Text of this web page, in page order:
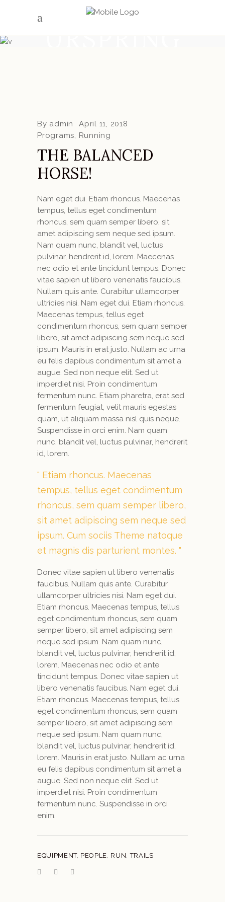
SCHMID
By admin
April 11, 2018
Programs, Running
THE BALANCED
HORSE!
Nam eget dui. Etiam rhoncus. Maecenas
tempus, tellus eget condimentum
rhoncus, sem quam semper libero, sit
amet adipiscing sem neque sed ipsum.
Nam quam nunc, blandit vel, luctus
pulvinar, hendrerit id, lorem. Maecenas
nec odio et ante tincidunt tempus. Donec
vitae sapien ut libero venenatis faucibus.
Nullam quis ante. Curabitur ullamcorper
ultricies nisi. Nam eget dui. Etiam rhoncus.
Maecenas tempus, tellus eget
condimentum rhoncus, sem quam semper
libero, sit amet adipiscing sem neque sed
ipsum. Mauris in erat justo. Nullam ac urna
eu felis dapibus condimentum sit amet a
augue. Sed non neque elit. Sed ut
imperdiet nisi. Proin condimentum
fermentum nunc. Etiam pharetra, erat sed
fermentum feugiat, velit mauris egestas
quam, ut aliquam massa nisl quis neque.
Suspendisse in orci enim. Nam quam
nunc, blandit vel, luctus pulvinar, hendrerit
id, lorem.
Etiam rhoncus. Maecenas
tempus, tellus eget condimentum
rhoncus, sem quam semper libero,
sit amet adipiscing sem neque sed
ipsum. Cum sociis Theme natoque
et magnis dis parturient montes.
Donec vitae sapien ut libero venenatis
faucibus. Nullam quis ante. Curabitur
ullamcorper ultricies nisi. Nam eget dui.
Etiam rhoncus. Maecenas tempus, tellus
eget condimentum rhoncus, sem quam
semper libero, sit amet adipiscing sem
neque sed ipsum. Nam quam nunc,
blandit vel, luctus pulvinar, hendrerit id,
lorem. Maecenas nec odio et ante
tincidunt tempus. Donec vitae sapien ut
libero venenatis faucibus. Nam eget dui.
Etiam rhoncus. Maecenas tempus, tellus
eget condimentum rhoncus, sem quam
semper libero, sit amet adipiscing sem
neque sed ipsum. Nam quam nunc,
blandit vel, luctus pulvinar, hendrerit id,
lorem. Mauris in erat justo. Nullam ac urna
eu felis dapibus condimentum sit amet a
augue. Sed non neque elit. Sed ut
imperdiet nisi. Proin condimentum
fermentum nunc. Suspendisse in orci
enim.
EQUIPMENT, PEOPLE, RUN,TRAILS